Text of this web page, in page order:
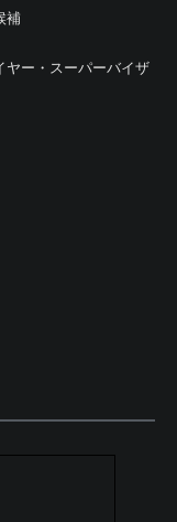
補
ヤー・スーパーバイザ